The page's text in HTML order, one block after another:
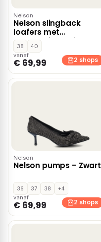
Nelson
Nelson slingback
loafers met
panterprint bruin
38
40
vanaf
€ 69,99 2 shops
Nelson
Nelson pumps – Zwart
36 37 38
+4
vanaf
€ 69,99 2 shops